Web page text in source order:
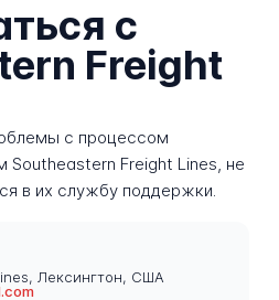
с
Freight
с процессом
Southeastern Freight Lines, не
в их службу поддержки.
Лексингтон, США